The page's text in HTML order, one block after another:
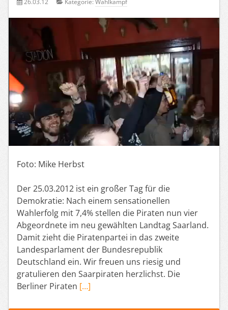
Foto: Mike Herbst
Der 25.03.2012 ist ein großer Tag für die
Demokratie: Nach einem sensationellen
Wahlerfolg mit 7,4% stellen die Piraten nun vier
Abgeordnete im neu gewählten Landtag Saarland.
Damit zieht die Piratenpartei in das zweite
Landesparlament der Bundesrepublik
Deutschland ein. Wir freuen uns riesig und
gratulieren den Saarpiraten herzlichst. Die
Berliner Piraten […]